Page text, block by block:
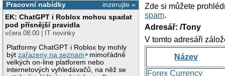
inzerujte »
Pracovní nabídky
EK: ChatGPT i Roblox mohou spadat
pod přísnější pravidla
včera 08:00 | IT novinky
Platformy ChatGPT i Roblox by mohly
býtzařazeny na seznam
mimořádně
velkých on-line platforem nebo
internetových vyhledávačů, na něž se
Zde si můžete
spam.
Adresář: /Tony
V tomto adresáři
Název
Forex Currency